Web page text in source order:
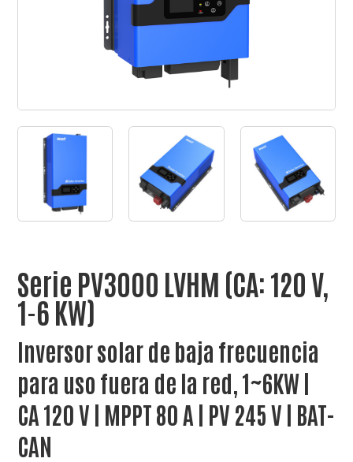
Serie PV3000 LVHM (CA: 120 V,
1-6 KW)
Inversor solar de baja frecuencia
para uso fuera de la red, 1~6KW |
CA 120 V | MPPT 80 A | PV 245 V | BAT-
CAN